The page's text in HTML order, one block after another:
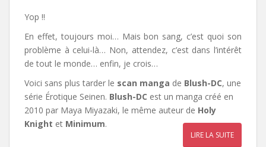
Yop !!
En effet, toujours moi… Mais bon sang, c’est quoi son
problème à celui-là… Non, attendez, c’est dans l’intérêt
de tout le monde… enfin, je crois…
Voici sans plus tarder le scan manga de Blush-DC, une
série Érotique Seinen. Blush-DC est un manga créé en
2010 par Maya Miyazaki, le même auteur de Holy
Knight et Minimum.
LIRE LA SUITE